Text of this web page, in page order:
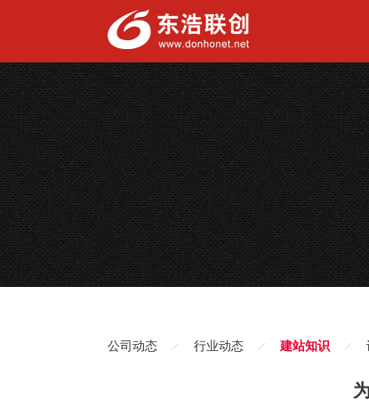
公司动态 行业动态 建站知识